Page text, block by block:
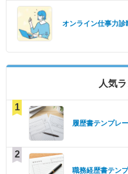
オンライン仕事力診
人気
1
履歴書テンプレ
2
職務経歴書テン